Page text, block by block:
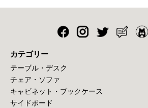
カテゴリー
テーブル・デスク
チェア・ソファ
キャビネット・ブックケース
サイドボード